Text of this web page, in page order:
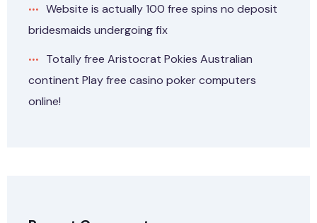
Website is actually 100 free spins no deposit
bridesmaids undergoing fix
Totally free Aristocrat Pokies Australian
continent Play free casino poker computers
online!